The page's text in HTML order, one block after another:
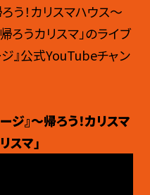
う！カリスマハウス～
うカリスマ」のライブ
』公式YouTubeチャン
ジ』～帰ろう！カリスマ
スマ」